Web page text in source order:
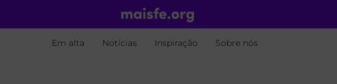
Em alta Notícias Inspiração Sobre nós